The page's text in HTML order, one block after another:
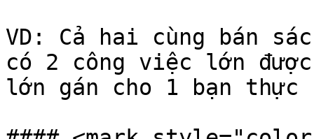
VD: Cả hai cùng bán
có 2 công việc lớn
lớn gán cho 1 bạn thực